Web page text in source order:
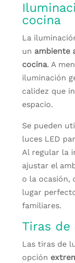
cocina
La
un ambiente
cocina. A
iluminación
calidez que
espacio.
Se pueden
luces LED
Al regular la
ajustar el
o la ocasión,
lugar
familiares.
Tiras de
Las tiras de
opción